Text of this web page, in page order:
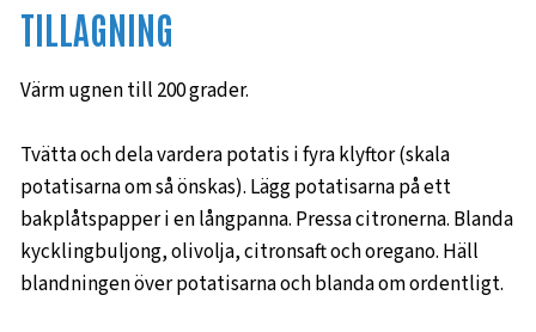
TILLAGNING
Värm ugnen till 200 grader.
Tvätta och dela vardera potatis i fyra klyftor (skala
potatisarna om så önskas). Lägg potatisarna på ett
bakplåtspapper i en långpanna. Pressa citronerna. Blanda
kycklingbuljong, olivolja, citronsaft och oregano. Häll
blandningen över potatisarna och blanda om ordentligt.